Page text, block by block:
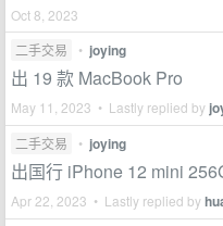
Oct 8, 2023
二手交易
• joying
出 19 款 MacBook Pro
May 11, 2023 • Lastly replied by
二手交易 • joying
出国行 iPhone 12 mini
Apr 22, 2023 • Lastly replied by